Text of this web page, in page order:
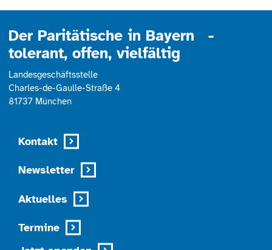
Management Platform
Der Paritätische in Bayern -
tolerant, offen, vielfältig
Landesgeschäftsstelle
Charles-de-Gaulle-Straße 4
81737 München
Kontakt
Newsletter
Aktuelles
Termine